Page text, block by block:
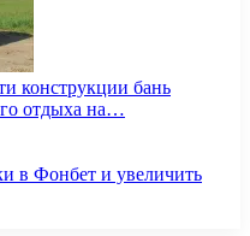
конструкции бань
отдыха на…
в Фонбет и увеличить